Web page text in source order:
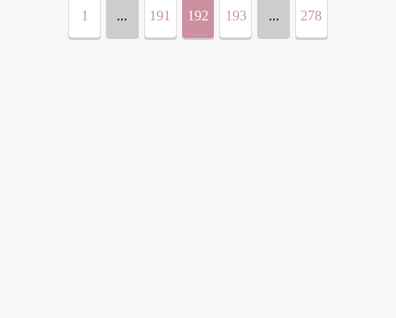
1 ... 191 192 193 ... 278